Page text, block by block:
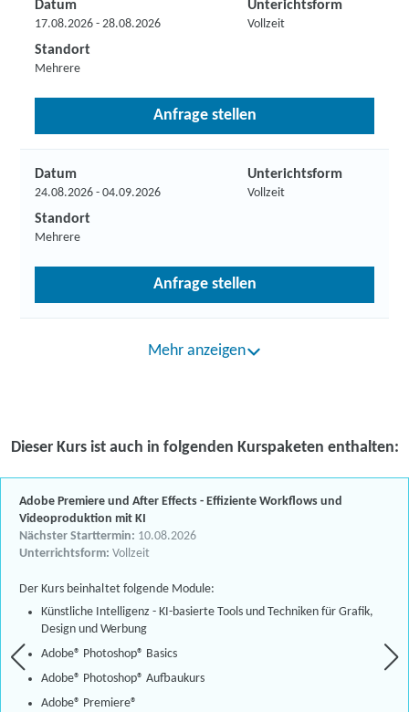
Datum
17.08.2026 - 28.08.2026
Unterichtsform
Vollzeit
Standort
Mehrere
Anfrage stellen
Datum
24.08.2026 - 04.09.2026
Unterichtsform
Vollzeit
Standort
Mehrere
Anfrage stellen
Mehr anzeigen
Dieser Kurs ist auch in folgenden Kurspaketen enthalten:
Adobe Premiere und After Effects - Effiziente Workflows und
Videoproduktion mit KI
Nächster Starttermin: 10.08.2026
Unterrichtsform: Vollzeit
Der Kurs beinhaltet folgende Module:
Künstliche Intelligenz - KI-basierte Tools und Techniken für Grafik,
Design und Werbung
Adobe® Photoshop® Basics
Adobe® Photoshop® Aufbaukurs
Adobe® Premiere®